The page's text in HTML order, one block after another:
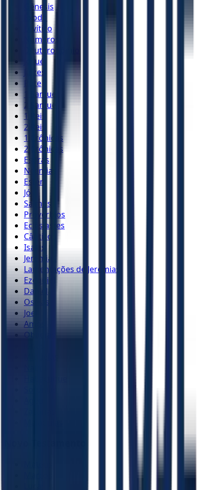
Gênesis
Êxodo
Levítico
Números
Deuteronômio
Josué
Juízes
Rute
1 Samuel
2 Samuel
1 Reis
2 Reis
1 Crônicas
2 Crônicas
Esdras
Neemias
Ester
Jó
Salmos
Provérbios
Eclesiastes
Cânticos
Isaías
Jeremias
Lamentações de Jeremias
Ezequiel
Daniel
Oséias
Joel
Amós
Obadias